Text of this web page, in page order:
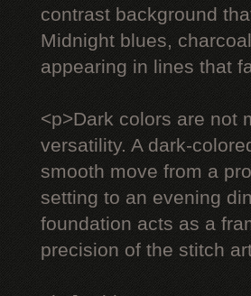
contrast background
Midnight blues,
appearing in lines that
<p>Dark colors are not
versatility. A dark-
smooth move from a
setting to an evening
foundation acts as a
precision of the stitch